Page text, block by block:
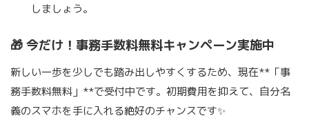
しましょう。
🎁 今だけ！事務手数料無料キャンペーン実施中
新しい一歩を少しでも踏み出しやすくするため、現在**「事
務手数料無料」**で受付中です。初期費用を抑えて、自分名
義のスマホを手に入れる絶好のチャンスです✨